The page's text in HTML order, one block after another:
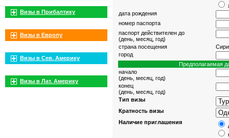
Визы в Прибалтику
Визы в Европу
Визы в Сев. Америку
Визы в Лат. Америку
дата рождения
номер паспорта
паспорт действителен до
(день, месяц, год)
страна посещения
город
Предполагаемая
начало
(день, месяц, год)
конец
(день, месяц, год)
Тип визы
Кратность визы
Наличие приглашения